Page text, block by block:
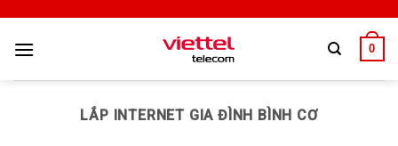
0
LẮP INTERNET GIA ĐÌNH BÌNH CƠ